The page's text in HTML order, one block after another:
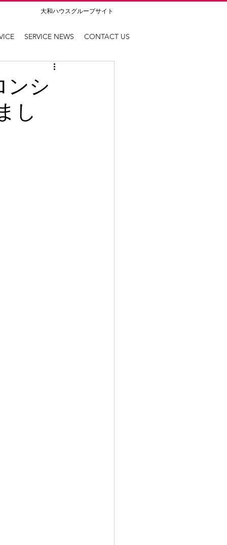
大和ハウスグループサイト
SERVICE NEWS CONTACT US
ンシ
し